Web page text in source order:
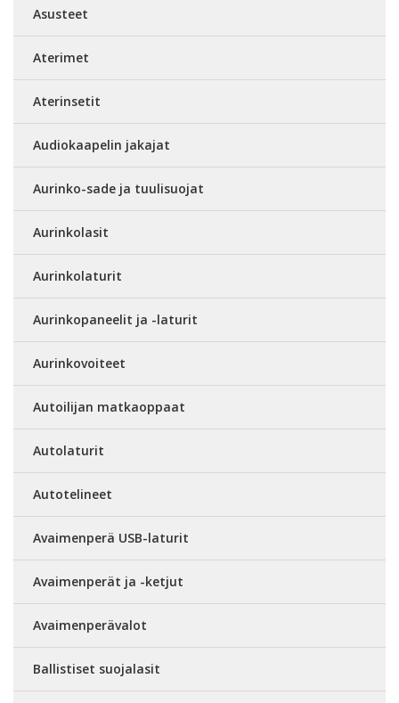
Asusteet
Aterimet
Aterinsetit
Audiokaapelin jakajat
Aurinko-sade ja tuulisuojat
Aurinkolasit
Aurinkolaturit
Aurinkopaneelit ja -laturit
Aurinkovoiteet
Autoilijan matkaoppaat
Autolaturit
Autotelineet
Avaimenperä USB-laturit
Avaimenperät ja -ketjut
Avaimenperävalot
Ballistiset suojalasit